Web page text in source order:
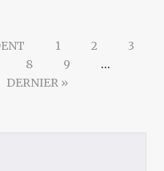
1 2
3
8 9
…
DERNIER »